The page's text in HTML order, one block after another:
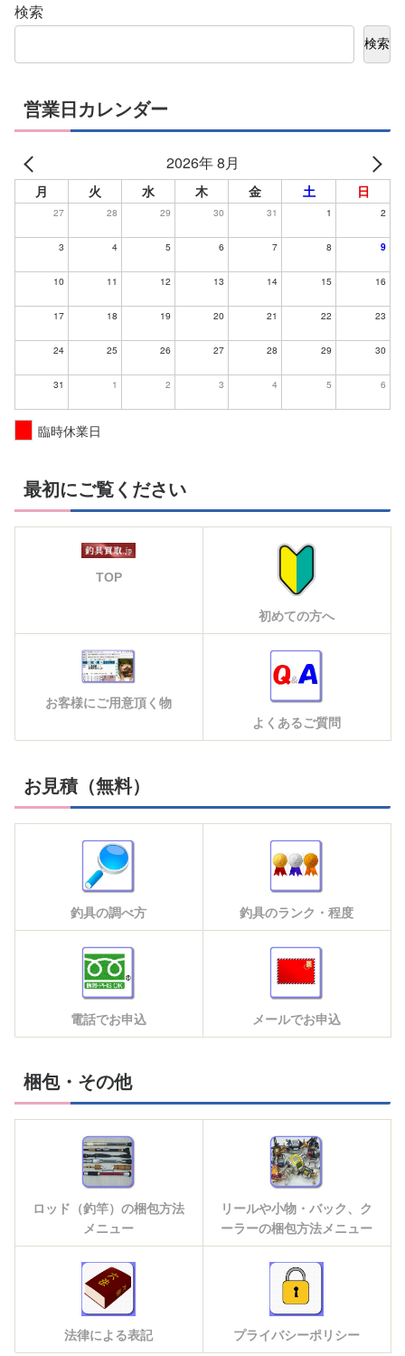
検索
検索
営業日カレンダー
2026年 8月
月 火 水 木 金 土 日
27 28 29 30 31 1 2
3 4 5 6 7 8 9
10 11 12 13 14 15 16
17 18 19 20 21 22 23
24 25 26 27 28 29 30
31 1 2 3 4 5 6
臨時休業日
最初にご覧ください
TOP
初めての方へ
お客様にご用意頂く物
よくあるご質問
お見積（無料）
釣具の調べ方 釣具のランク・程度
電話でお申込 メールでお申込
梱包・その他
ロッド（釣竿）の梱包方法
メニュー
リールや小物・バック、ク
ーラーの梱包方法メニュー
法律による表記 プライバシーポリシー